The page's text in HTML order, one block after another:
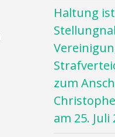
Haltung
zum
am 25. Juli